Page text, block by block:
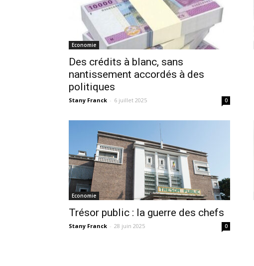
Economie
Des crédits à blanc, sans
nantissement accordés à des
politiques
Stany Franck - 6 juillet 2025 0
Economie
Trésor public : la guerre des chefs
Stany Franck - 28 juin 2025 0